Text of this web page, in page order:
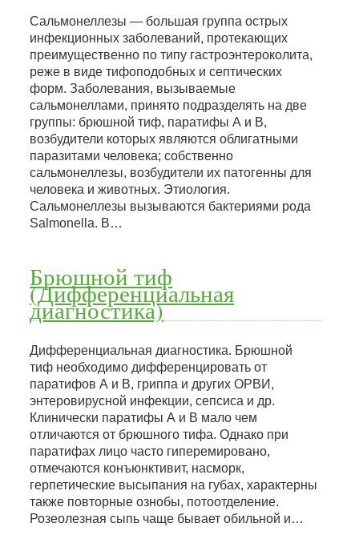
Сальмонеллезы — большая группа острых
инфекционных заболеваний, протекающих
преимущественно по типу гастроэнтероколита,
реже в виде тифоподобных и септических
форм. Заболевания, вызываемые
сальмонеллами, принято подразделять на две
группы: брюшной тиф, паратифы А и В,
возбудители которых являются облигатными
паразитами человека; собственно
сальмонеллезы, возбудители их патогенны для
человека и животных. Этиология.
Сальмонеллезы вызываются бактериями рода
Salmonella. В…
Брюшной тиф
(Дифференциальная
диагностика)
Дифференциальная диагностика. Брюшной
тиф необходимо дифференцировать от
паратифов А и В, гриппа и других ОРВИ,
энтеровирусной инфекции, сепсиса и др.
Клинически паратифы А и В мало чем
отличаются от брюшного тифа. Однако при
паратифах лицо часто гиперемировано,
отмечаются конъюнктивит, насморк,
герпетические высыпания на губах, характерны
также повторные ознобы, потоотделение.
Розеолезная сыпь чаще бывает обильной и…